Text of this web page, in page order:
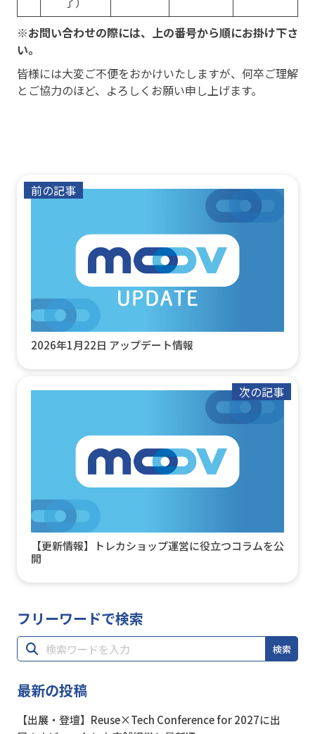
※お問い合わせの際には、上の番号から順にお掛け下さ
い。
皆様には大変ご不便をおかけいたしますが、何卒ご理解
とご協力のほど、よろしくお願い申し上げます。
2026年1月22日 アップデート情報
前の記事
【更新情報】トレカショップ運営に役立つコラムを公
開
次の記事
フリーワードで検索
検索
最新の投稿
【出展・登壇】Reuse×Tech Conference for 2027に出